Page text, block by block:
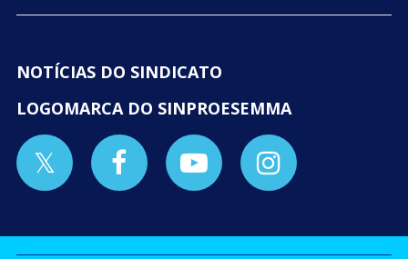
NOTÍCIAS DO SINDICATO
LOGOMARCA DO SINPROESEMMA